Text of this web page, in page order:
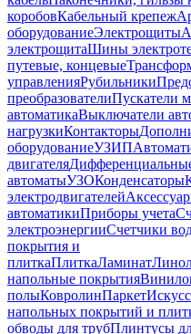
коробовКабельный крепеж
оборудованиеЭлектрощиты
электрощитаШины
путевые, концевые
управленияРубильники
преобразователиПускатели
автоматикаВыключатели
нагрузкиКонтакторы
оборудованиеУЗИП
двигателя
автоматыУЗОКонденсаторы
электродвигателей
автоматикиПриборы учета
электроэнергииСчетчики
покрытия и
плиткаПлиткаЛаминат
напольные покрытия
полыКовролинПаркет
напольных покрытий и
обводы для трубПлинтусы